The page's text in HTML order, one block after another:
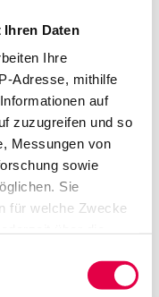
Daten
Ihre
Adresse, mithilfe
auf
zuzugreifen und so
Messungen von
sowie
Sie
für welche Zwecke
IT
ist sie
dann ins
brauchen,
verletzt
verklagt
schon mal